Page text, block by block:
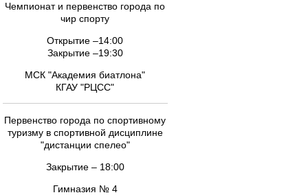
Чемпионат и первенство города по
чир спорту
Открытие –14:00
Закрытие –19:30
МСК "Академия биатлона"
КГАУ "РЦСС"
Первенство города по спортивному
туризму в спортивной дисциплине
"дистанции спелео"
Закрытие – 18:00
Гимназия № 4